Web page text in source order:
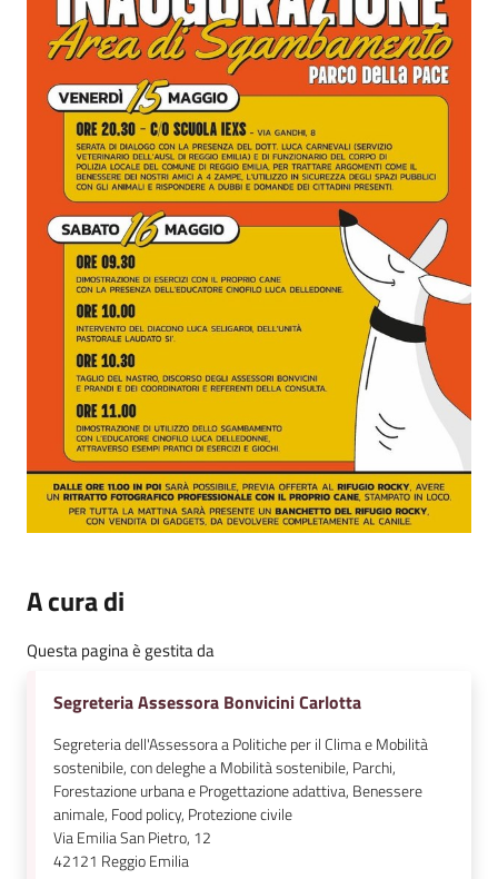
A cura di
Questa pagina è gestita da
Segreteria Assessora Bonvicini Carlotta
Segreteria dell'Assessora a Politiche per il Clima e Mobilità
sostenibile, con deleghe a Mobilità sostenibile, Parchi,
Forestazione urbana e Progettazione adattiva, Benessere
animale, Food policy, Protezione civile
Via Emilia San Pietro, 12
42121 Reggio Emilia